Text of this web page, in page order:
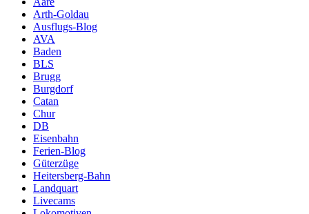
Arth-Goldau
Ausflugs-Blog
AVA
Baden
BLS
Brugg
Burgdorf
Catan
Chur
DB
Eisenbahn
Ferien-Blog
Güterzüge
Heitersberg-Bahn
Landquart
Livecams